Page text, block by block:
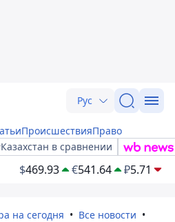
Рус
ПроисшествияПраво
в сравнении
$469.93 €541.64 ₽5.71
на сегодня
Все новости